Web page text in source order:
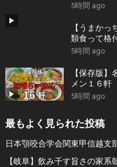
5時間 ago
【うまか
類食って格
5時間 ago
【保存版
メン１６軒
出店から札
5時間 ago
最もよく見られた投稿
日本顎咬合学会関東甲信越支
【岐阜】飲み干す旨さの家